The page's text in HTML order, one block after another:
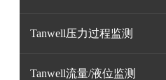
Tanwell压力过程监测
Tanwell流量/液位监测